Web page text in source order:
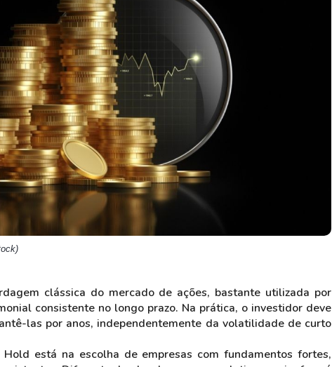
HASH11
GOLD11
XINA11
Ver todos
Google
Coca-Cola
Ver todos
clássica do mercado de ações, bastante utilizada por
consistente no longo prazo. Na prática, o investidor deve
las por anos, independentemente da volatilidade de curto
está na escolha de empresas com fundamentos fortes,